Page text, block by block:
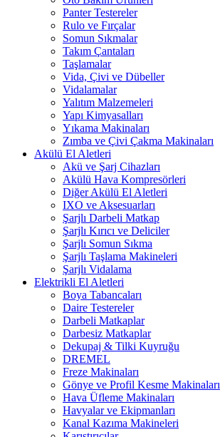
Panter Testereler
Rulo ve Fırçalar
Somun Sıkmalar
Takım Çantaları
Taşlamalar
Vida, Çivi ve Dübeller
Vidalamalar
Yalıtım Malzemeleri
Yapı Kimyasalları
Yıkama Makinaları
Zımba ve Çivi Çakma Makinaları
Akülü El Aletleri
Akü ve Şarj Cihazları
Akülü Hava Kompresörleri
Diğer Akülü El Aletleri
IXO ve Aksesuarları
Şarjlı Darbeli Matkap
Şarjlı Kırıcı ve Deliciler
Şarjlı Somun Sıkma
Şarjlı Taşlama Makineleri
Şarjlı Vidalama
Elektrikli El Aletleri
Boya Tabancaları
Daire Testereler
Darbeli Matkaplar
Darbesiz Matkaplar
Dekupaj & Tilki Kuyruğu
DREMEL
Freze Makinaları
Gönye ve Profil Kesme Makinaları
Hava Üfleme Makinaları
Havyalar ve Ekipmanları
Kanal Kazıma Makineleri